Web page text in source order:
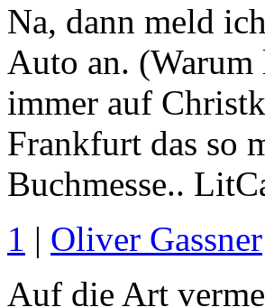
Na, dann meld
Auto an. (Warum
immer auf
Frankfurt das so
Buchmesse..
1 | Oliver Gassner
Auf die Art